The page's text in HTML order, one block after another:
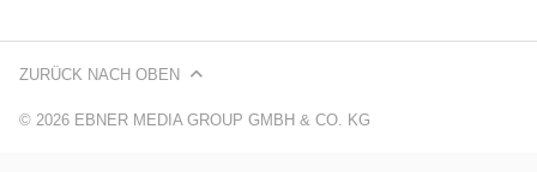
© 2026 EBNER MEDIA GROUP GMBH & CO. KG
ZURÜCK NACH OBEN